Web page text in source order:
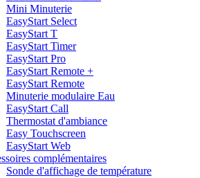
Mini Minuterie
EasyStart Select
EasyStart T
EasyStart Timer
EasyStart Pro
EasyStart Remote +
EasyStart Remote
Minuterie modulaire Eau
EasyStart Call
Thermostat d'ambiance
Easy Touchscreen
EasyStart Web
complémentaires
Sonde d'affichage de température